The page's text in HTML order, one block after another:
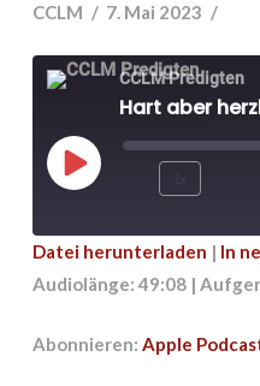
CCLM 7. Mai 2023
CCLM Predigten
Hart aber
Play
Apple Podcasts
TEILEN
LINK
Datei herunterladen | In
Audiolänge: 49:08|
Abonnieren: Apple